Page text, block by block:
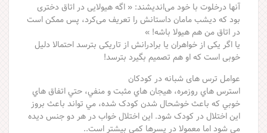
آنها درخلوت با خود می‌اندیشند: « اگه هیولایی در اتاق دختری
بود كه دیشب مامان داستانش را تعریف می‌كرد، پس ممكن است
در اتاق من هم هیولا باشه! »
یا اگر یكی از خواهران یا برادرانش از تاریكی بترسد احتمالا دلیل
خوبی است كه او هم تصمیم بگیرد بترسد!
عوامل ترس های شبانه در کودکان
استرس هاي روزمره، هيجان هاي مثبت و منفي، حتي اتفاق هاي
خوبي که باعث خوشحال شدن کودک شده، مي تواند باعث بروز
اين اختلال در کودک شود. اين اختلال خواب در هر دو جنس ديده
مي شود اما معمولا در پسرها کمي بيشتر است..